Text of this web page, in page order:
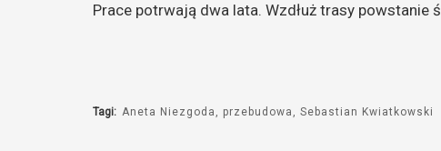
Prace potrwają dwa lata. Wzdłuż trasy powstanie
Tagi: Aneta Niezgoda przebudowa Sebastian Kwiatkowski